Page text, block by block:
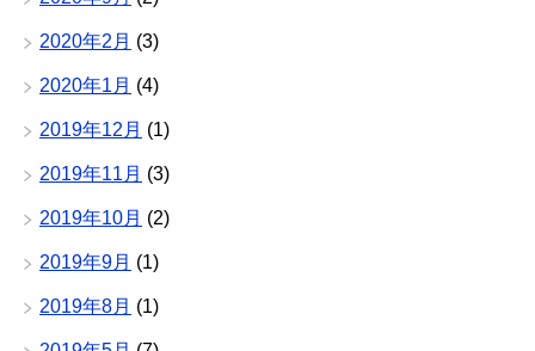
2020年2月 (3)
2020年1月 (4)
2019年12月 (1)
2019年11月 (3)
2019年10月 (2)
2019年9月 (1)
2019年8月 (1)